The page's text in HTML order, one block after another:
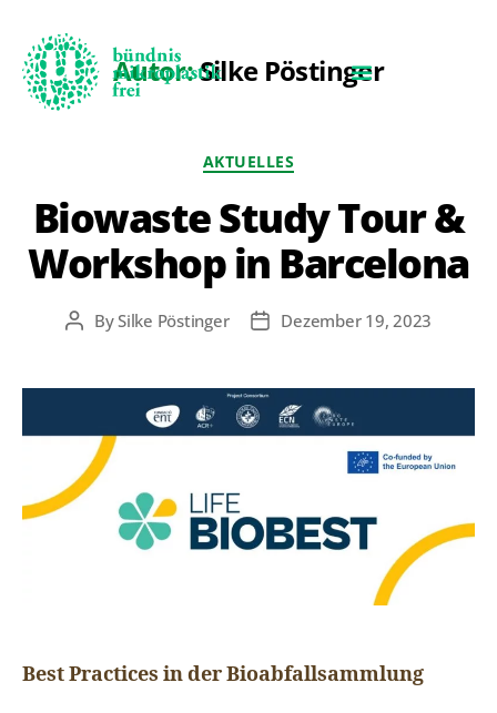
Autor:Silke Pöstinger
AKTUELLES
Biowaste Study Tour &
Workshop in Barcelona
BySilke Pöstinger Dezember 19, 2023
Best Practices in der Bioabfallsammlung